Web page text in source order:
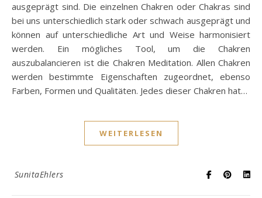
ausgeprägt sind. Die einzelnen Chakren oder Chakras sind
bei uns unterschiedlich stark oder schwach ausgeprägt und
können auf unterschiedliche Art und Weise harmonisiert
werden. Ein mögliches Tool, um die Chakren
auszubalancieren ist die Chakren Meditation. Allen Chakren
werden bestimmte Eigenschaften zugeordnet, ebenso
Farben, Formen und Qualitäten. Jedes dieser Chakren hat…
WEITERLESEN
SunitaEhlers